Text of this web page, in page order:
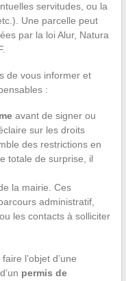
servitudes, ou la
Une parcelle peut
par la loi Alur, Natura
de vous informer et
:
avant de signer ou
sur les droits
des restrictions en
totale de surprise, il
la mairie. Ces
administratif,
les contacts à solliciter
l’objet d’une
permis de